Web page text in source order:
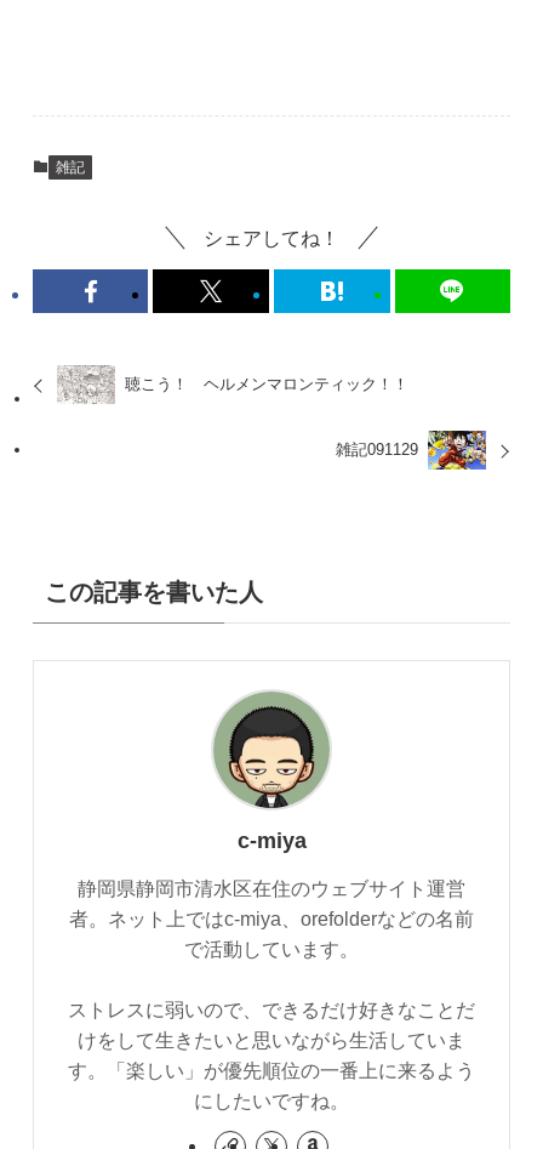
雑記
シェアしてね！
聴こう！ ヘルメンマロンティック！！
雑記091129
この記事を書いた人
c-miya
静岡県静岡市清水区在住のウェブサイト運営
者。ネット上ではc-miya、orefolderなどの名前
で活動しています。
ストレスに弱いので、できるだけ好きなことだ
けをして生きたいと思いながら生活していま
す。「楽しい」が優先順位の一番上に来るよう
にしたいですね。